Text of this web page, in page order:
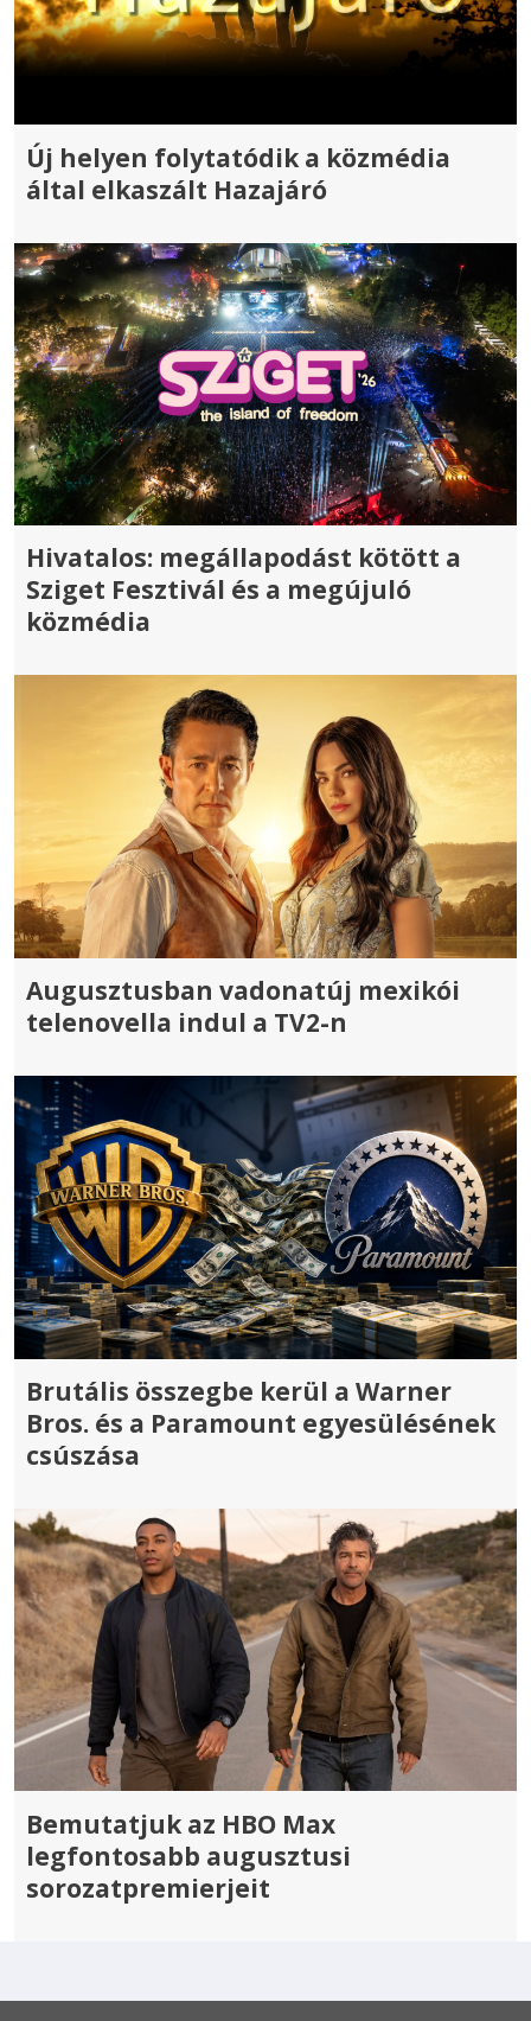
Új helyen folytatódik a közmédia
által elkaszált Hazajáró
Hivatalos: megállapodást kötött a
Sziget Fesztivál és a megújuló
közmédia
Augusztusban vadonatúj mexikói
telenovella indul a TV2-n
Brutális összegbe kerül a Warner
Bros. és a Paramount egyesülésének
csúszása
Bemutatjuk az HBO Max
legfontosabb augusztusi
sorozatpremierjeit